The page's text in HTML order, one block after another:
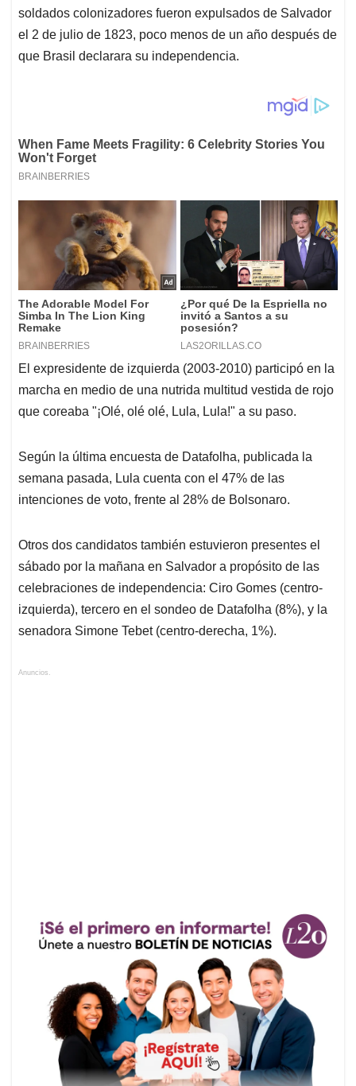
soldados colonizadores fueron expulsados de Salvador
el 2 de julio de 1823, poco menos de un año después de
que Brasil declarara su independencia.
El expresidente de izquierda (2003-2010) participó en la
marcha en medio de una nutrida multitud vestida de rojo
que coreaba "¡Olé, olé olé, Lula, Lula!" a su paso.
Según la última encuesta de Datafolha, publicada la
semana pasada, Lula cuenta con el 47% de las
intenciones de voto, frente al 28% de Bolsonaro.
Otros dos candidatos también estuvieron presentes el
sábado por la mañana en Salvador a propósito de las
celebraciones de independencia: Ciro Gomes (centro-
izquierda), tercero en el sondeo de Datafolha (8%), y la
senadora Simone Tebet (centro-derecha, 1%).
Anuncios.